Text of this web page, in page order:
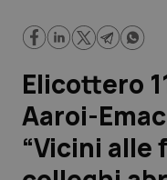
Regioni e Asl
Lavoro e
Scienza e Farmaci
Studi e Analisi
Elicottero
Aaroi-
“Vicini alle